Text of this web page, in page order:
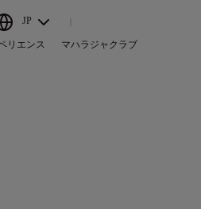
JP
リエンス マハラジャクラブ